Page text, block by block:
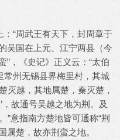
“周武王有天下，封周章于
吴国在上元、江宁两县（今
”，《史记》正义云：“太伯
常州无锡县界梅里村，其城
灭越，其地属楚，秦灭楚，
，故通号吴越之地为荆。及
”意指南方楚地皆可通称“荆
属楚，故亦荆蛮之地。